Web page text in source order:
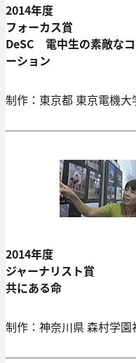
2014年度
フォーカス賞
DeSC 電中生の素敵な
ーション
制作：東京都 東京電機大
2014年度
ジャーナリスト賞
共にある命
制作：神奈川県 森村学園